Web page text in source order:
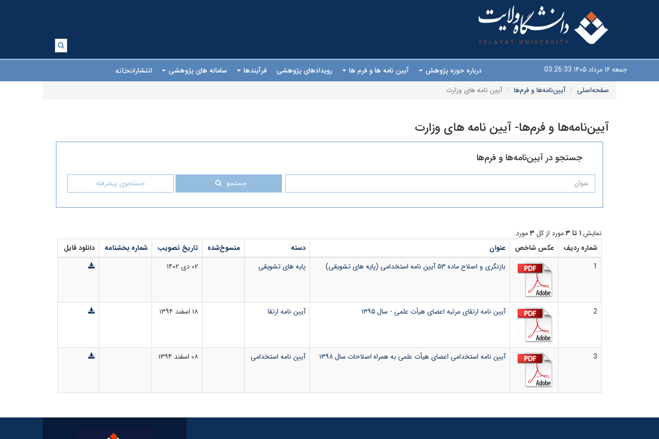
جمعه ۱۶ مرداد ۱۴۰۵ 03:26:33 خانه درباره حوزه پژوهش آیین نامه ها و فرم ها رویدادهای پژوهشی فرآیندها سامانه های پژوهشی
انتشارات
صفحه‌اصلی
آیین‌نامه‌ها و فرم‌ها آیین نامه های وزارت
آیین‌نامه‌ها و فرم‌ها- آیین نامه های وزارت
جستجو در آیین‌نامه‌ها و فرم‌ها
جستجو جستجوی پیشرفته
نمایش۱ تا ۳ مورد از کل ۳مورد.
شماره ردیف
عکس شاخص عنوان دسته منسوخ‌شده تاریخ تصویب شماره بخشنامه
دانلود فایل
1
بازنگری و اصلاح ماده ۵۳ آیین نامه استخدامی (پایه های تشویقی) پایه های تشویقی ۰۲ دی ۱۴۰۲
2 آیین نامه ارتقای مرتبه اعضای هیأت علمی - سال ۱۳۹۵ آیین نامه ارتقا ۱۸ اسفند ۱۳۹۴
3 آیین نامه استخدامی اعضای هیأت علمی به همراه اصلاحات سال ۱۳۹۸ آیین نامه استخدامی ۰۸ اسفند ۱۳۹۴